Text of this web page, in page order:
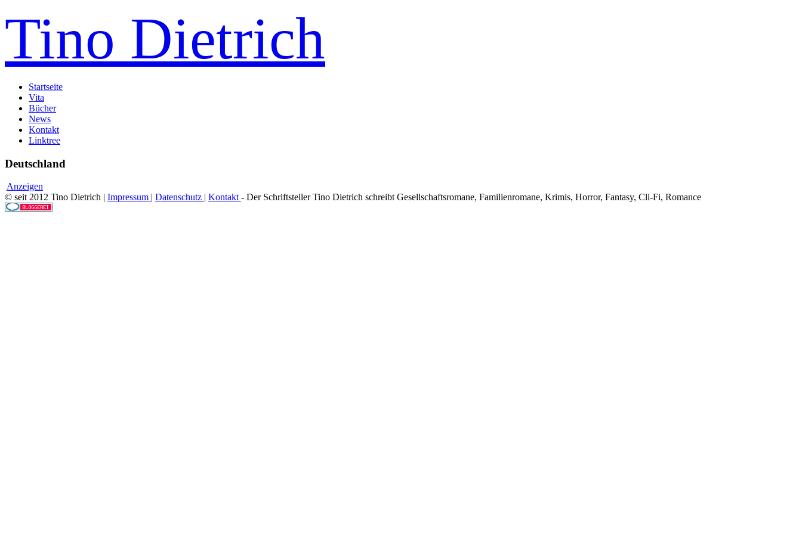
Tino Dietrich
Startseite
Vita
Bücher
News
Kontakt
Linktree
Deutschland
Anzeigen
© seit 2012 Tino Dietrich | Impressum | Datenschutz | Kontakt- Der Schriftsteller Tino Dietrich schreibt Gesellschaftsromane, Familienromane, Krimis, Horror, Fantasy, Cli-Fi, Romance